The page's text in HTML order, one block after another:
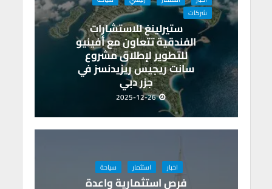
شركات
ستيرلينغ للاستشارات
الفندقية تتعاون مع أفينيو
للتطوير لإطلاق مشروع
سانت ريجيس ريزيدنسز في
جزر دبي
2025-12-26
اخبار استثمار سياحة
فرص استثمارية واعدة